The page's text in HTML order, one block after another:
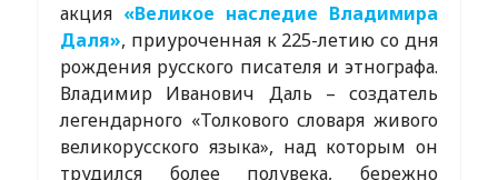
акция «Великое наследие Владимира
Даля», приуроченная к 225-летию со дня
рождения русского писателя и этнографа.
Владимир Иванович Даль – создатель
легендарного «Толкового словаря живого
великорусского языка», над которым он
трудился более полувека, бережно